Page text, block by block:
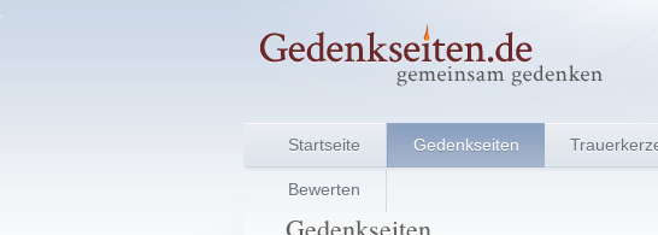
Startseite Gedenkseiten
Bewerten